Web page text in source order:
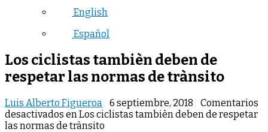
English
Español
Los ciclistas tambièn deben de
respetar las normas de trànsito
Luis Alberto Figueroa 6 septiembre, 2018
Comentarios
desactivados en Los ciclistas tambièn deben de respetar
las normas de trànsito